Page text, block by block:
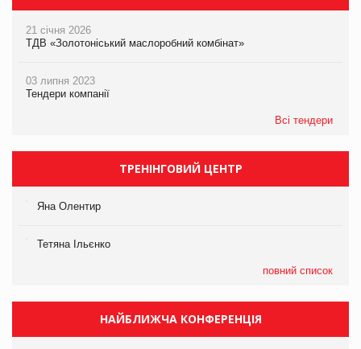
21 січня 2026
ТДВ «Золотоніський маслоробний комбінат»
03 липня 2023
Тендери компанії
Всі тендери
ТРЕНІНГОВИЙ ЦЕНТР
Яна Олентир
Тетяна Ільєнко
повний список
НАЙБЛИЖЧА КОНФЕРЕНЦІЯ